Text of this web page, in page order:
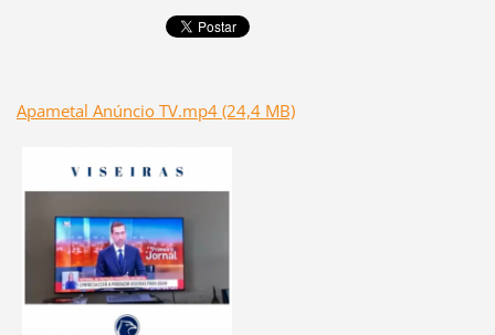
Apametal Anúncio TV.mp4 (24,4 MB)